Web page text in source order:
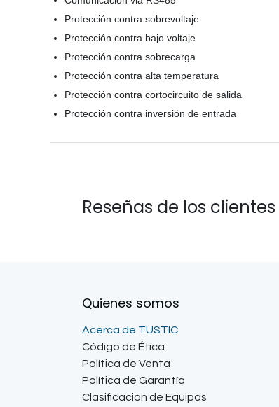
Protección contra sobrevoltaje
Protección contra bajo voltaje
Protección contra sobrecarga
Protección contra alta temperatura
Protección contra cortocircuito de salida
Protección contra inversión de entrada
Reseñas de los clientes
Quienes somos
Acerca de TUSTIC
Código de Ética
Política de Venta
Política de Garantía
Clasificación de Equipos